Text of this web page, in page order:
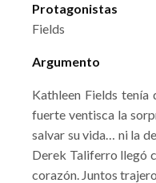
Protagonistas
Fields
Argumento
Kathleen Fields tenía
fuerte ventisca la
salvar su vida… ni la
Derek Taliferro llegó
corazón. Juntos